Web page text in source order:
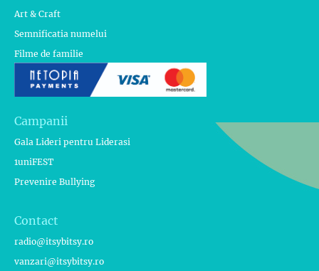
Art & Craft
Semnificatia numelui
Filme de familie
Campanii
Gala Lideri pentru Liderasi
1uniFEST
Prevenire Bullying
Contact
radio@itsybitsy.ro
vanzari@itsybitsy.ro